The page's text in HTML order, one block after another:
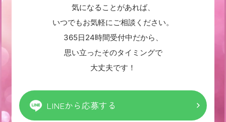
気になることがあれば、
いつでもお気軽にご相談ください。
365日24時間受付中だから、
思い立ったそのタイミングで
大丈夫です！
LINEから応募する